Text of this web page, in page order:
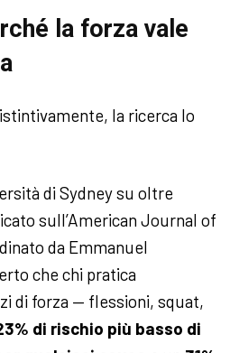
la forza vale
la ricerca lo
di Sydney su oltre
sull’American Journal of
da Emmanuel
che chi pratica
di forza — flessioni, squat,
di rischio più basso di